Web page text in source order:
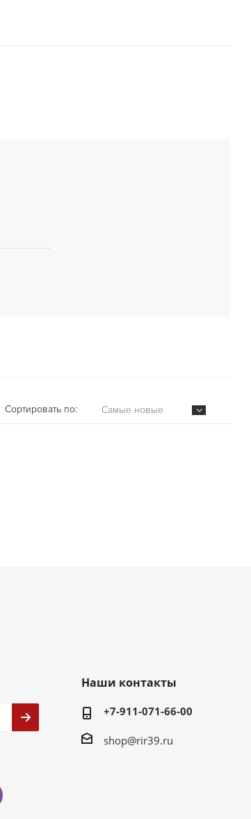
Сортировать по: Самые новые
Наши контакты
+7-911-071-66-00
shop@rir39.ru